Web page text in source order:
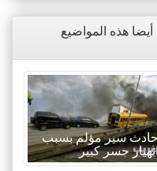
هذه المواضيع
سير مؤلم بسبب
جسر كبير